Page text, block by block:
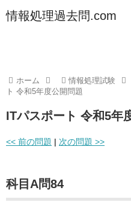
情報処理過去問.com
ホーム 情報処理試験
ト 令和5年度公開問題
ITパスポート 令和5年
<< 前の問題 | 次の問題 >>
科目A問84